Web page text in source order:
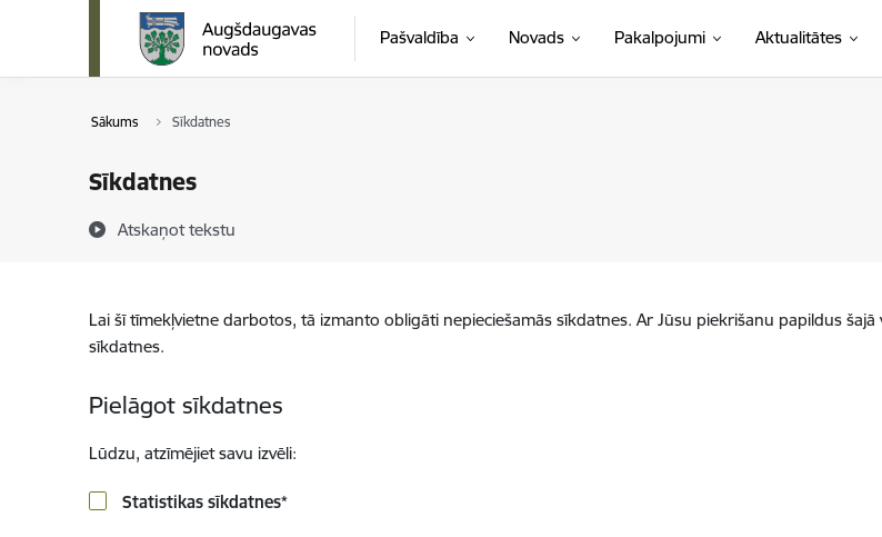
Pāriet uz lapas saturu
Pašvaldība Novads Pakalpojumi Aktualitātes
Sākums Sīkdatnes
Sīkdatnes
Atskaņot tekstu
Lai šī tīmekļvietne darbotos, tā izmanto obligāti nepieciešamās sīkdatnes. Ar Jūsu piekrišanu papildus
sīkdatnes.
Pielāgot sīkdatnes
Lūdzu, atzīmējiet savu izvēli:
Statistikas sīkdatnes*